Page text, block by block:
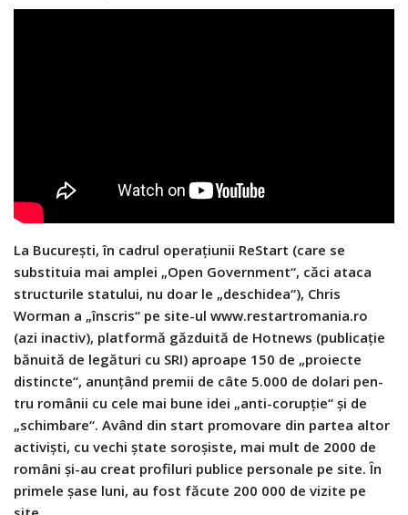
La Bucureşti, în cadrul operaţiunii ReStart (care se
substituia mai amplei „Open Government“, căci ataca
structurile statului, nu doar le „des­chidea“), Chris
Worman a „înscris“ pe site-ul www.restartromania.ro
(azi inactiv), platformă găzduită de Hotnews (publicaţie
bănuită de legături cu SRI) aproa­­pe 150 de „proiecte
distincte“, anunţând premii de câte 5.000 de dolari pen­
tru românii cu cele mai bune idei „anti-corupţie“ şi de
„schimbare“. Având din start promovare din partea altor
activişti, cu vechi ştate soroşiste, mai mult de 2000 de
români şi-au creat profiluri publice perso­nale pe site. În
primele şase luni, au fost făcute 200 000 de vizite pe